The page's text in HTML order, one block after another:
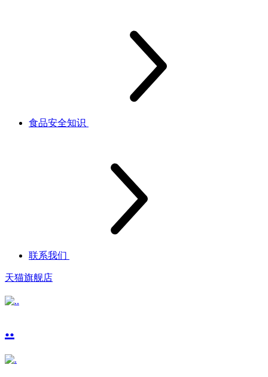
食品安全知识
联系我们
天猫旗舰店
..